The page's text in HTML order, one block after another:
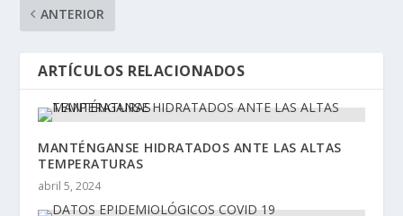
ANTERIOR
ARTÍCULOS RELACIONADOS
MANTÉNGANSE HIDRATADOS ANTE LAS ALTAS
TEMPERATURAS
abril 5, 2024